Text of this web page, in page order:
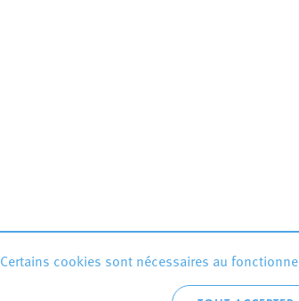
Certains cookies sont nécessaires au